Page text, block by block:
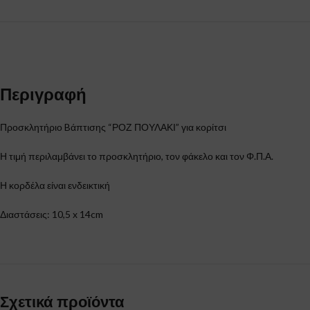
Περιγραφή
Προσκλητήριο Bάπτισης “ΡΟΖ ΠΟΥΛΑΚΙ” για κορίτσι
Η τιμή περιλαμβάνει το προσκλητήριο, τον φάκελο και τον Φ.Π.Α.
Η κορδέλα είναι ενδεικτική
Διαστάσεις: 10,5 x 14cm
Σχετικά προϊόντα